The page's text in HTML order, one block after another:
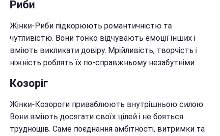
Риби
Жінки-Риби підкорюють романтичністю та
чутливістю. Вони тонко відчувають емоції інших і
вміють викликати довіру. Мрійливість, творчість і
ніжність роблять їх по-справжньому незабутніми.
Козоріг
Жінки-Козороги приваблюють внутрішньою силою.
Вони вміють досягати своїх цілей і не бояться
труднощів. Саме поєднання амбітності, витримки та